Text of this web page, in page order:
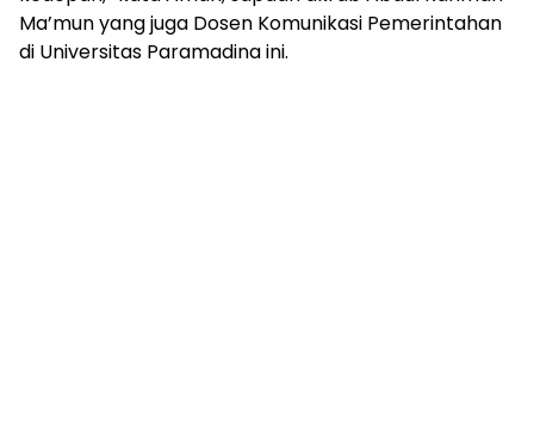
Ma’mun yang juga Dosen Komunikasi Pemerintahan
di Universitas Paramadina ini.